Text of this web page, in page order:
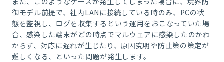
御モデル前提で、社内LAN に接続している時のみ、 PCの状
態を監視し、ログを収集するという運用をおこなっていた場
合、感染した端末がどの時点でマルウェアに感染したのかわ
からず、対応に遅れが生じたり、原因究明や防止策の策定が
難しくなる、といった問題が発生します。